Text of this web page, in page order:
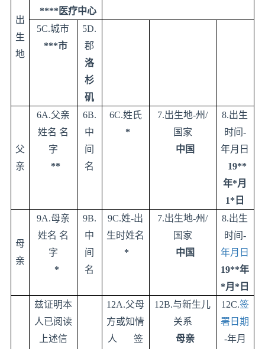
出
生
地
**** 医疗中心
5C.城市
***市
5D.
郡
洛
杉
矶
父
亲
6A.父亲
姓名 名
字
**
6B.
中
间
名
6C.姓氏
*
7.出生地-州/
国家
中国
8.出生
时间-
年月日
19**
年*月
1* 日
母
亲
9A.母亲
姓名 名
字
*
9B.
中
间
名
9C.姓-出
生时姓名
*
7.出生地-州/
国家
中国
8.出生
时间-
年月日
19**年
*月 * 日
兹证明本
人已阅读
上述信
12A.父母
方或知情
人
签
12B.与新生儿
关系
母亲
12C.签
署日期
-年月